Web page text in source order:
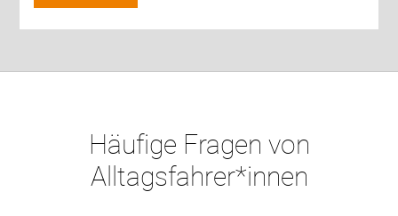
Häufige Fragen von
Alltagsfahrer*innen